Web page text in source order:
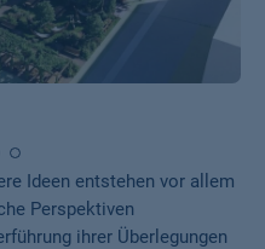
Ideen entstehen vor allem
Perspektiven
ihrer Überlegungen